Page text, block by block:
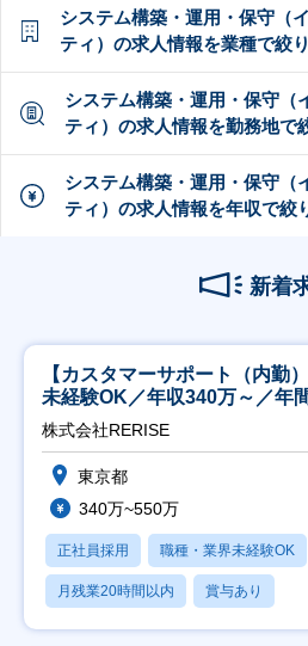
システム構築・運用・保守（
ティ）の求人情報を業種で絞
システム構築・運用・保守（
ティ）の求人情報を勤務地で
システム構築・運用・保守（
ティ）の求人情報を年収で絞
新着
【カスタマーサポート（内勤
未経験OK／年収340万～／年
株式会社RERISE
東京都
340万~550万
正社員採用 職種・業界未経験OK
月残業20時間以内 賞与あり